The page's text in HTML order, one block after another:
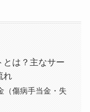
とは？主なサー
れ
（傷病手当金・失